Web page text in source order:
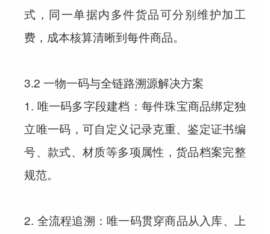
式，同一单据内多件货品可分别维护加工
费，成本核算清晰到每件商品。
3.2 一物一码与全链路溯源解决方案
1. 唯一码多字段建档：每件珠宝商品绑定独
立唯一码，可自定义记录克重、鉴定证书编
号、款式、材质等多项属性，货品档案完整
规范。
2. 全流程追溯：唯一码贯穿商品从入库、上